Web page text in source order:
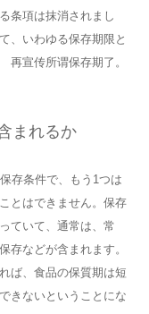
条項は抹消されまし
、いわゆる保存期限と
宣传所谓保存期了。
まれるか
存条件で、もう1つは
とはできません。保存
ていて、通常は、常
存などが含まれます。
ば、食品の保質期は短
きないということにな